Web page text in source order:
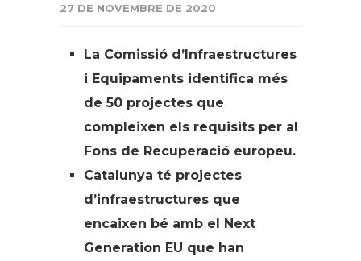
27 DE NOVEMBRE DE 2020
La Comissió d’Infraestructures
i Equipaments identifica més
de 50 projectes que
compleixen els requisits per al
Fons de Recuperació europeu.
Catalunya té projectes
d’infraestructures que
encaixen bé amb el Next
Generation EU que han